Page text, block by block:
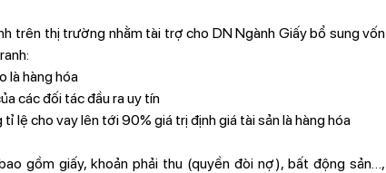
trên thị trường nhằm tài trợ cho DN Ngành Giấy bổ sung vốn
là hàng hóa
các đối tác đầu ra uy tín
lệ cho vay lên tới 90% giá trị định giá tài sản là hàng hóa
gồm giấy, khoản phải thu (quyền đòi nợ), bất động sản…,